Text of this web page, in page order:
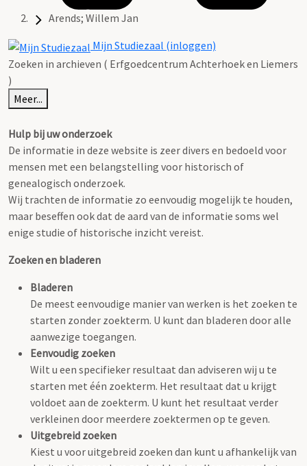
Arends; Willem Jan
Mijn Studiezaal (inloggen)
Zoeken in archieven ( Erfgoedcentrum Achterhoek en Liemers
)
Meer...
Hulp bij uw onderzoek
De informatie in deze website is zeer divers en bedoeld voor
mensen met een belangstelling voor historisch of
genealogisch onderzoek.
Wij trachten de informatie zo eenvoudig mogelijk te houden,
maar beseffen ook dat de aard van de informatie soms wel
enige studie of historische inzicht vereist.
Zoeken en bladeren
Bladeren
De meest eenvoudige manier van werken is het zoeken te
starten zonder zoekterm. U kunt dan bladeren door alle
aanwezige toegangen.
Eenvoudig zoeken
Wilt u een specifieker resultaat dan adviseren wij u te
starten met één zoekterm. Het resultaat dat u krijgt
voldoet aan de zoekterm. U kunt het resultaat verder
verkleinen door meerdere zoektermen op te geven.
Uitgebreid zoeken
Kiest u voor uitgebreid zoeken dan kunt u afhankelijk van